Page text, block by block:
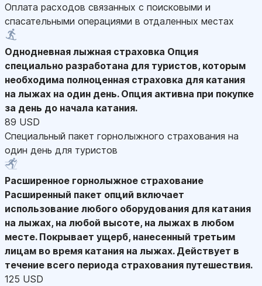
Оплата расходов связанных с поисковыми и
спасательными операциями в отдаленных местах
Однодневная лыжная страховка Опция
специально разработана для туристов, которым
необходима полноценная страховка для катания
на лыжах на один день. Опция активна при покупке
за день до начала катания.
89 USD
Специальный пакет горнолыжного страхования на
один день для туристов
Расширенное горнолыжное страхование
Расширенный пакет опций включает
использование любого оборудования для катания
на лыжах, на любой высоте, на лыжах в любом
месте. Покрывает ущерб, нанесенный третьим
лицам во время катания на лыжах. Действует в
течение всего периода страхования путешествия.
125 USD